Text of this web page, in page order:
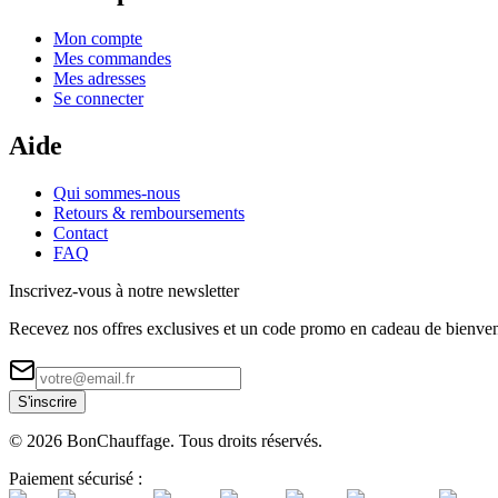
Mon compte
Mes commandes
Mes adresses
Se connecter
Aide
Qui sommes-nous
Retours & remboursements
Contact
FAQ
Inscrivez-vous à notre newsletter
Recevez nos offres exclusives et un code promo en cadeau de
S'inscrire
© 2026 BonChauffage. Tous droits réservés.
Paiement sécurisé :